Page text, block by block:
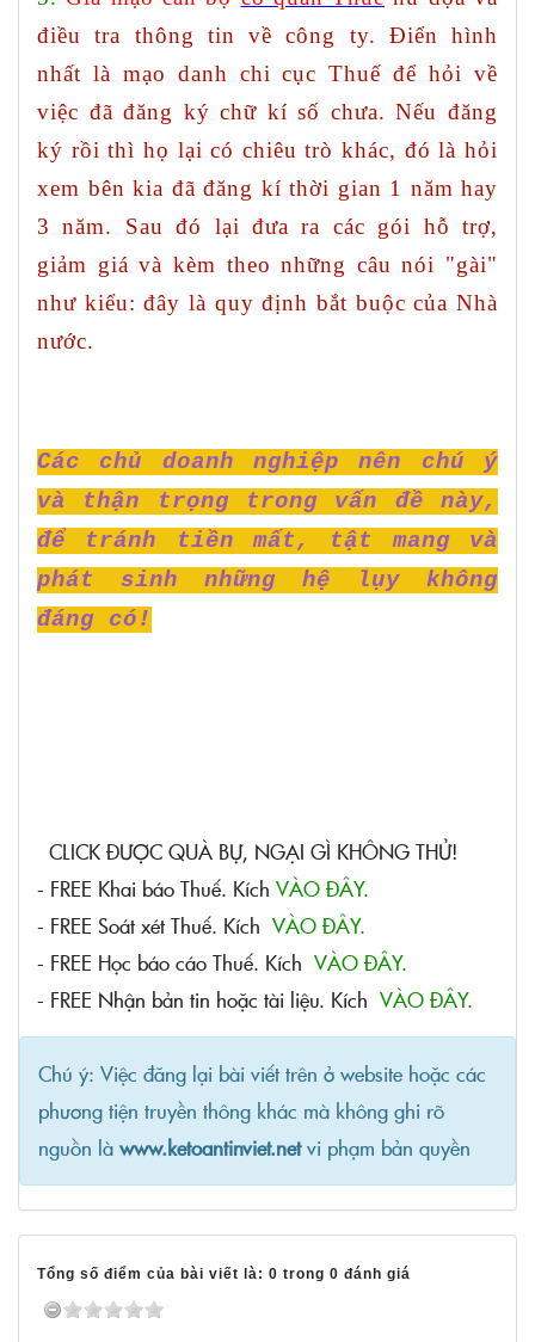
điều tra thông tin về công ty. Điển hình
nhất là mạo danh chi cục Thuế để hỏi về
việc đã đăng ký chữ kí số chưa. Nếu đăng
ký rồi thì họ lại có chiêu trò khác, đó là hỏi
xem bên kia đã đăng kí thời gian 1 năm hay
3 năm. Sau đó lại đưa ra các gói hỗ trợ,
giảm giá và kèm theo những câu nói "gài"
như kiểu: đây là quy định bắt buộc của Nhà
nước.
Các chủ doanh nghiệp nên chú ý
và thận trọng trong vấn đề này,
để tránh tiền mất, tật mang và
phát sinh những hệ lụy không
đáng có!
CLICK ĐƯỢC QUÀ BỰ, NGẠI GÌ KHÔNG THỬ!
- FREE Khai báo Thuế. Kích VÀO ĐÂY.
- FREE Soát xét Thuế. Kích VÀO ĐÂY.
- FREE Học báo cáo Thuế. Kích VÀO ĐÂY.
- FREE Nhận bản tin hoặc tài liệu. Kích VÀO ĐÂY.
Chú ý: Việc đăng lại bài viết trên ở website hoặc các
phương tiện truyền thông khác mà không ghi rõ
nguồn là www.ketoantinviet.netvi phạm bản quyền
Tổng số điểm của bài viết là: 0 trong 0 đánh giá